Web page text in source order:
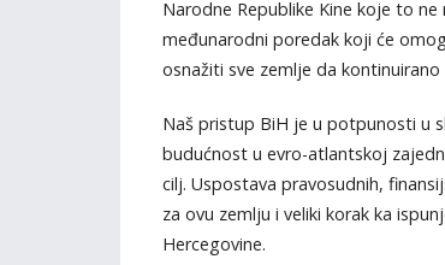
Narodne Republike Kine koje to
međunarodni poredak koji će
osnažiti sve zemlje da
Naš pristup BiH je u potpunosti u
budućnost u evro-atlantskoj
cilj. Uspostava pravosudnih,
za ovu zemlju i veliki korak ka
Hercegovine.